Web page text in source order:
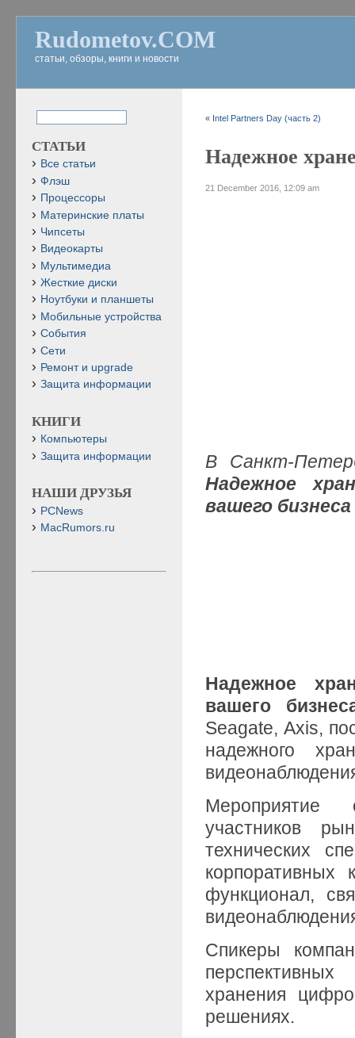
Rudometov.COM
статьи, обзоры, книги и новости
« Intel Partners Day (часть 2)
Надежное
21 December 2016, 12:09 am
В Санкт-
Надежное
вашего бизнеса
Надежное
вашего
Seagate, Axis,
надежного
Мероприятие
участников
технических
корпоративных
функционал,
Спикеры
хранения
решениях.
СТАТЬИ
Все статьи
Флэш
Процессоры
Материнские платы
Чипсеты
Видеокарты
Мультимедиа
Жесткие диски
Ноутбуки и планшеты
Мобильные устройства
События
Сети
Ремонт и upgrade
Защита информации
КНИГИ
Компьютеры
Защита информации
НАШИ ДРУЗЬЯ
PCNews
MacRumors.ru